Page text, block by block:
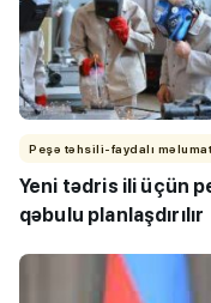
Peşə təhsili-faydalı
Yeni tədris ili üçün
qəbulu planlaşdırılır